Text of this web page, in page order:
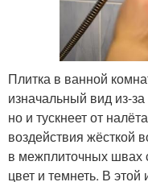
Плитка в ванной
изначальный вид из-
но и тускнеет от
воздействия жёсткой
в межплиточных швах
цвет и темнеть. В